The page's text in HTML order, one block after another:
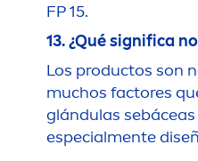
FP 15.
13. ¿Qué significa
Los productos son
muchos factores
glándulas
especialmente